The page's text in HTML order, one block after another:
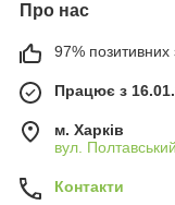
Про нас
97% позитивних
Працює з
м. Харків
вул.
Контакти